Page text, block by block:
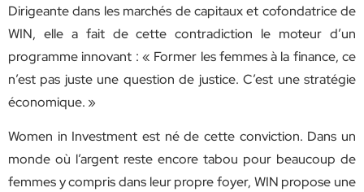
Dirigeante dans les marchés de capitaux et cofondatrice de
WIN, elle a fait de cette contradiction le moteur d’un
programme innovant : « Former les femmes à la finance, ce
n’est pas juste une question de justice. C’est une stratégie
économique. »
Women in Investment est né de cette conviction. Dans un
monde où l’argent reste encore tabou pour beaucoup de
femmes y compris dans leur propre foyer, WIN propose une